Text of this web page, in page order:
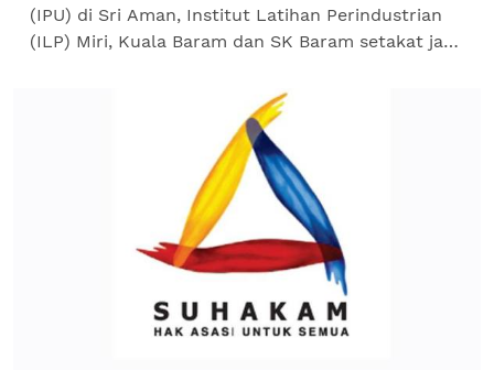
(IPU) di Sri Aman, Institut Latihan Perindustrian
(ILP) Miri, Kuala Baram dan SK Baram setakat jam